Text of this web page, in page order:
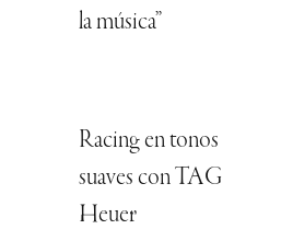
la música”
Racing en tonos
suaves con TAG
Heuer